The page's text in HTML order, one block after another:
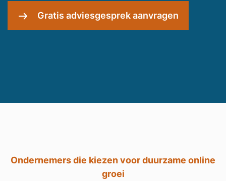
Ondernemers die kiezen voor duurzame online
groei